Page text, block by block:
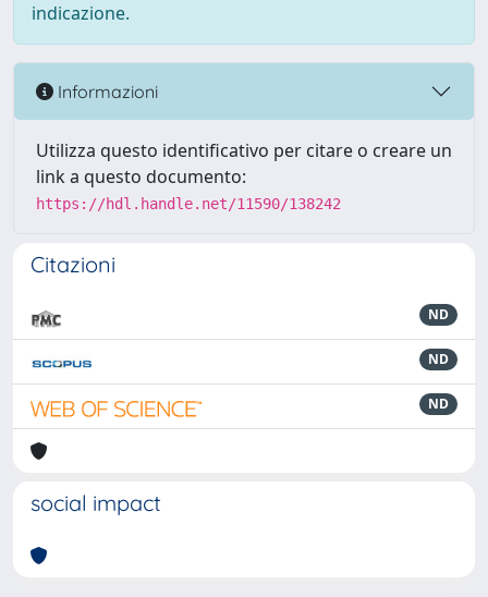
indicazione.
Informazioni
Utilizza questo identificativo per citare o creare un
link a questo documento:
https://hdl.handle.net/11590/138242
Citazioni
ND
ND
ND
social impact